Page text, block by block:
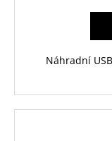
Náhradní